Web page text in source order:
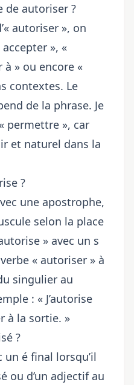
de autoriser ?
autoriser », on
», «
» ou encore «
contextes. Le
de la phrase. Je
permettre », car
et naturel dans la
?
une apostrophe,
selon la place
» avec un s
« autoriser » à
singulier au
: « J’autorise
à la sortie. »
?
un é final lorsqu’il
ou d’un adjectif au